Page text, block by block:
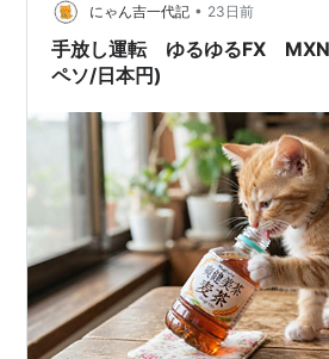
からない？ 温故知新の精神を大切に
では、そこそこの利益で利確できた
にゃん吉一代記 • 23日前
手放し運転 ゆるゆるFX
ペソ/日本円)